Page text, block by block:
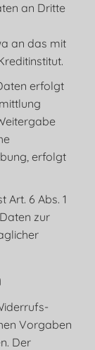
an Dritte
an das mit
erfolgt
erfolgt
6 Abs. 1
zur
Vorgaben
Der